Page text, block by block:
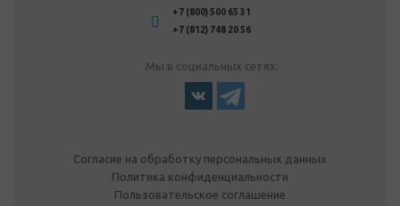
+7 (800) 500 65 31
+7 (812) 748 20 56
Мы в социальных сетях:
Согласие на обработку персональных данных
Политика конфиденциальности
Пользовательское соглашение